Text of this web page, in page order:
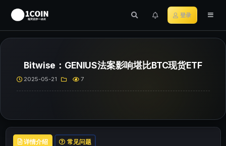
登录
Bitwise：GENIUS法案影响堪比BTC现货ETF
2025-05-21 7
详情介绍 常见问题